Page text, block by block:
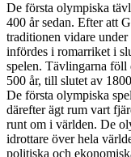
De första olympiska
400 år sedan. Efter att
traditionen vidare
infördes i romarriket i
spelen. Tävlingarna föll
500 år, till slutet av
De första olympiska
därefter ägt rum vart
runt om i världen. De
idrottare över hela
politiska och